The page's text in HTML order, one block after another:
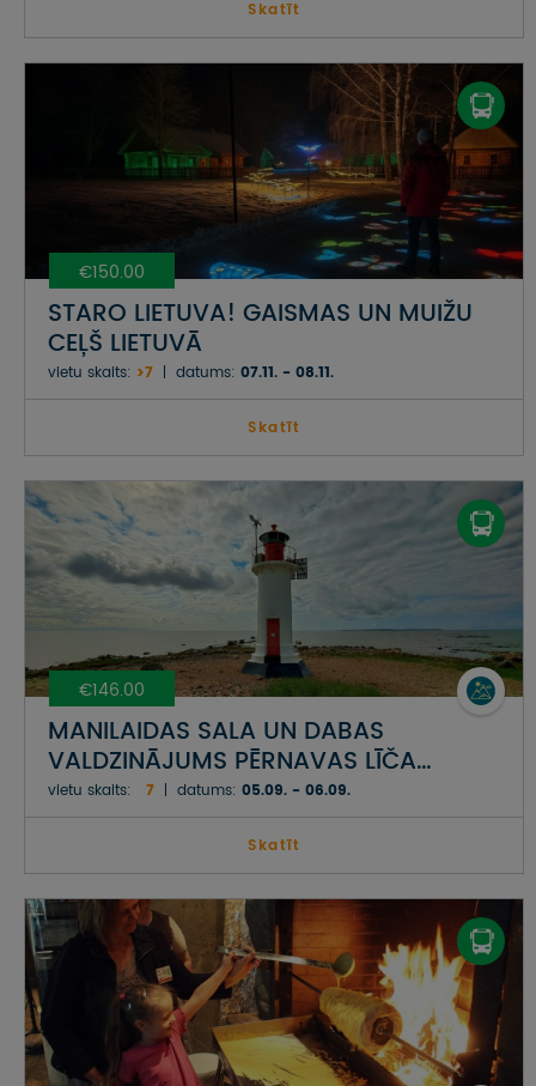
Skatīt
€150.00
STARO LIETUVA! GAISMAS UN MUIŽU
CEĻŠ LIETUVĀ
vietu skaits: >7 datums: 07.11. - 08.11.
Skatīt
€146.00
MANILAIDAS SALA UN DABAS
VALDZINĀJUMS PĒRNAVAS LĪČA
PIEKRASTĒ
vietu skaits: 7 datums: 05.09. - 06.09.
Skatīt